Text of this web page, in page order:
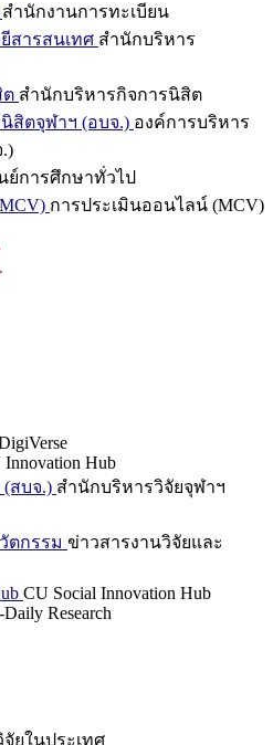
สำนักงานการทะเบียน
สารสนเทศ สำนักบริหาร
ต สำนักบริหารกิจการนิสิต
สิตจุฬาฯ (อบจ.) องค์การบริหาร
ย์การศึกษาทั่วไป
การประเมินออนไลน์ (MCV)
Innovation Hub
สบจ.) สำนักบริหารวิจัยจุฬาฯ
ตกรรม ข่าวสารงานวิจัยและ
CU Social Innovation Hub
Research
ยในประเทศ